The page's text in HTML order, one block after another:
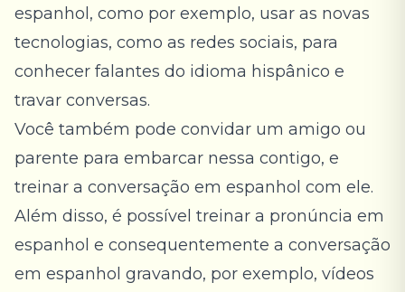
espanhol, como por exemplo, usar as novas
tecnologias, como as redes sociais, para
conhecer falantes do idioma hispânico e
travar conversas.
Você também pode convidar um amigo ou
parente para embarcar nessa contigo, e
treinar a conversação em espanhol com ele.
Além disso, é possível treinar a pronúncia em
espanhol e consequentemente a conversação
em espanhol gravando, por exemplo, vídeos